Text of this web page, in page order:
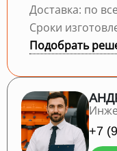
Доставка: по
Сроки
Подобрать
+7